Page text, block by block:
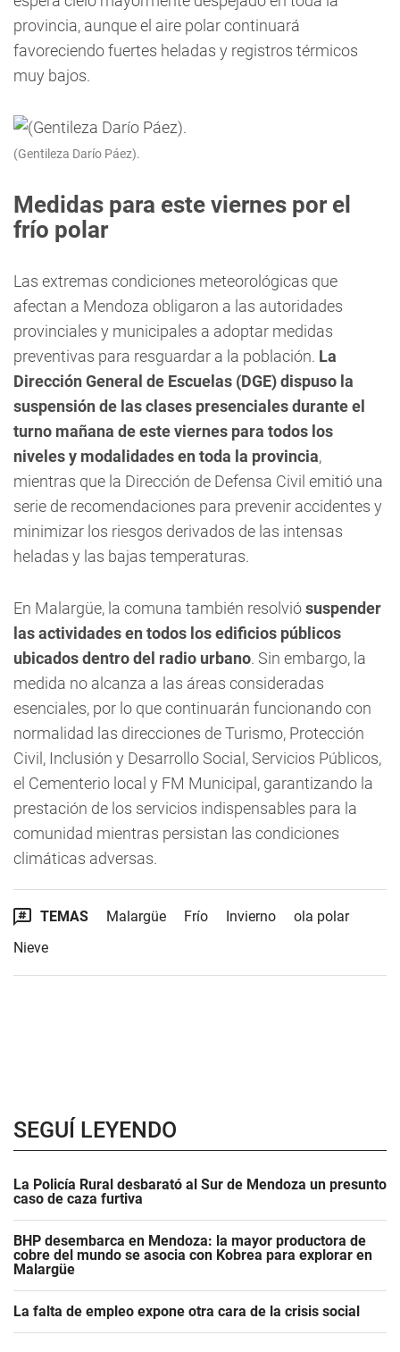
provincia, aunque el aire polar continuará
favoreciendo fuertes heladas y registros térmicos
muy bajos.
(Gentileza Darío Páez).
Medidas para este viernes por el
frío polar
Las extremas condiciones meteorológicas que
afectan a Mendoza obligaron a las autoridades
provinciales y municipales a adoptar medidas
preventivas para resguardar a la población. La
Dirección General de Escuelas (DGE) dispuso la
suspensión de las clases presenciales durante el
turno mañana de este viernes para todos los
niveles y modalidades en toda la provincia,
mientras que la Dirección de Defensa Civil emitió una
serie de recomendaciones para prevenir accidentes y
minimizar los riesgos derivados de las intensas
heladas y las bajas temperaturas.
En Malargüe, la comuna también resolviósuspender
las actividades en todos los edificios públicos
ubicados dentro del radio urbano. Sin embargo, la
medida no alcanza a las áreas consideradas
esenciales, por lo que continuarán funcionando con
normalidad las direcciones de Turismo, Protección
Civil, Inclusión y Desarrollo Social, Servicios Públicos,
el Cementerio local y FM Municipal, garantizando la
prestación de los servicios indispensables para la
comunidad mientras persistan las condiciones
climáticas adversas.
TEMAS Malargüe Frío Invierno
ola polar
Nieve
SEGUÍ LEYENDO
La Policía Rural desbarató al Sur de Mendoza un presunto
caso de caza furtiva
BHP desembarca en Mendoza: la mayor productora de
cobre del mundo se asocia con Kobrea para explorar en
Malargüe
La falta de empleo expone otra cara de la crisis social